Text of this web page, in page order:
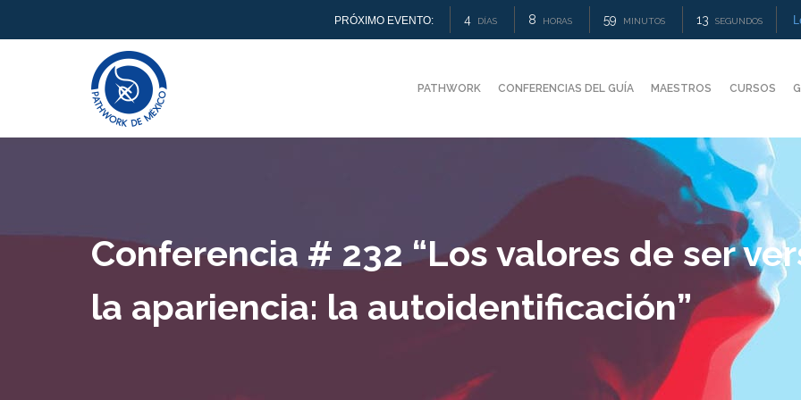
PRÓXIMO EVENTO: 4 DÍAS 8 HORAS 59 MINUTOS 13 SEGUNDOS
PATHWORK CONFERENCIAS DEL GUÍA MAESTROS CURSOS
Conferencia # 232 “Los valores de ser
la apariencia: la autoidentificación”